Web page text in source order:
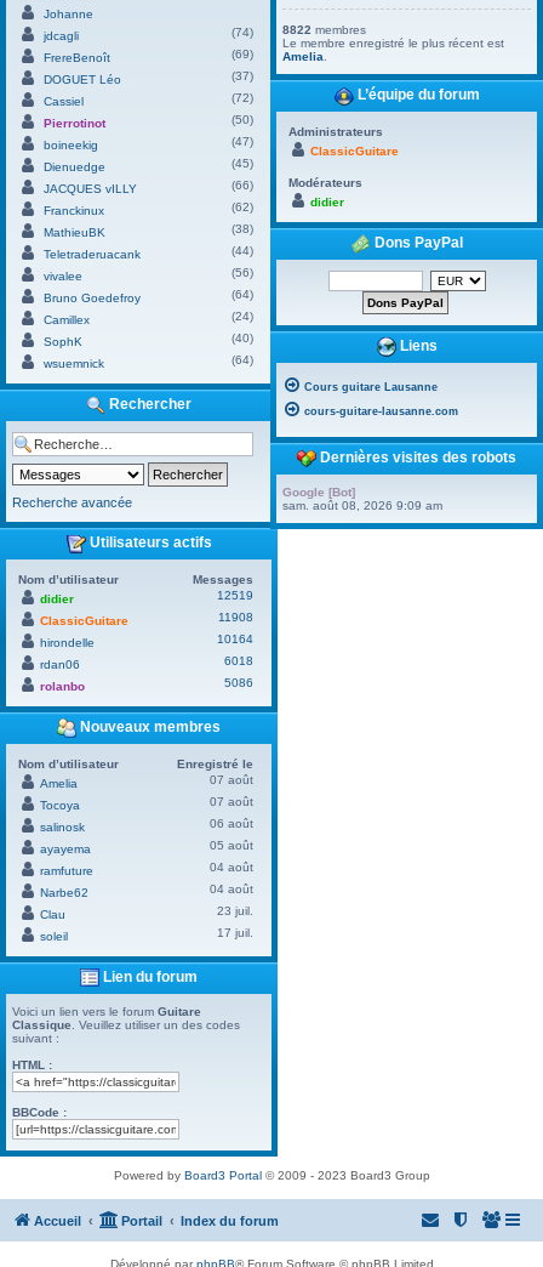
Johanne
jdcagli
(74)
FrereBenoît
(69)
DOGUET Léo
(37)
Cassiel
(72)
Pierrotinot
(50)
boineekig
(47)
Dienuedge
(45)
JACQUES vILLY
(66)
Franckinux
(62)
MathieuBK
(38)
Teletraderuacank
(44)
vivalee
(56)
Bruno Goedefroy
(64)
Camillex
(24)
SophK
(40)
wsuemnick
(64)
Rechercher
Recherche avancée
Utilisateurs actifs
Nom d’utilisateur
Messages
didier
12519
ClassicGuitare
11908
hirondelle
10164
rdan06
6018
rolanbo
5086
Nouveaux membres
Nom d’utilisateur
Enregistré le
Amelia
07 août
Tocoya
07 août
salinosk
06 août
ayayema
05 août
ramfuture
04 août
Narbe62
04 août
Clau
23 juil.
soleil
17 juil.
Lien du forum
Voici un lien vers le forum Guitare
Classique . Veuillez utiliser un des codes
suivant :
HTML :
BBCode :
8822 membres
Le membre enregistré le plus récent est
Amelia
L’équipe du forum
Administrateurs
ClassicGuitare
Modérateurs
didier
Dons PayPal
Liens
Cours guitare Lausanne
cours-guitare-lausanne.com
Dernières visites des robots
Google [Bot]
sam. août 08, 2026 9:09 am
Powered by Board3 Portal© 2009 - 2023 Board3 Group
Accueil Portail Index du forum
Développé parphpBB® Forum Software © phpBB Limited